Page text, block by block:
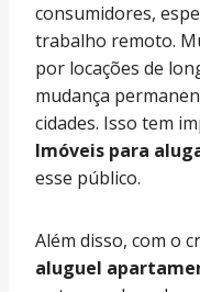
consumidores,
trabalho remoto.
por locações de
mudança
cidades. Isso tem
Imóveis para
esse público.
Além disso, com o
aluguel